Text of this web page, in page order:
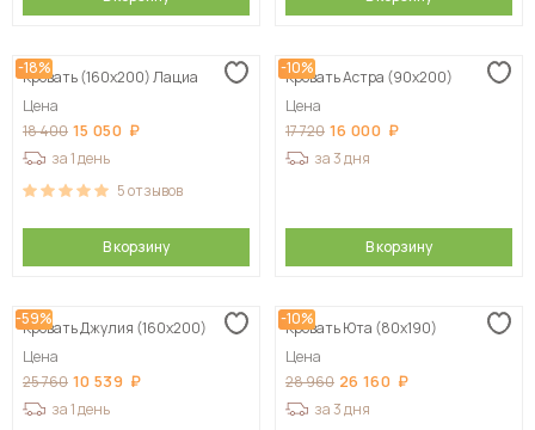
-18%
Кровать (160х200) Лациа
Цена
18 400 15 050
за 1 день
5отзывов
В корзину
-10%
Кровать Астра (90х200)
Цена
17 720 16 000
за 3 дня
В корзину
-59%
Кровать Джулия (160х200)
Цена
25 760 10 539
за 1 день
-10%
Кровать Юта (80х190)
Цена
28 960 26 160
за 3 дня